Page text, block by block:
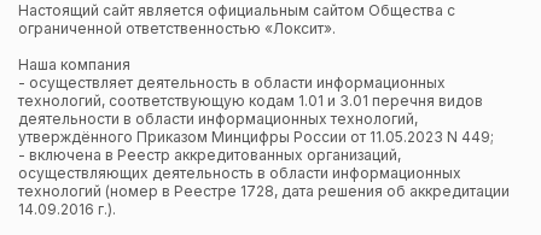
Настоящий сайт является официальным сайтом Общества с
ограниченной ответственностью «Локсит».
Наша компания
- осуществляет деятельность в области информационных
технологий, соответствующую кодам 1.01 и 3.01 перечня видов
деятельности в области информационных технологий,
утверждённого Приказом Минцифры России от 11.05.2023 N 449;
- включена в Реестр аккредитованных организаций,
осуществляющих деятельность в области информационных
технологий (номер в Реестре 1728, дата решения об аккредитации
14.09.2016 г.).